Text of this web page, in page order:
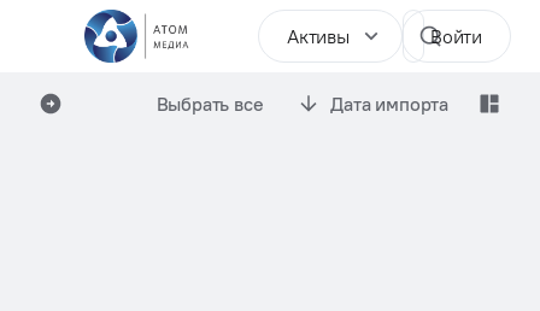
Активы Войти
Выбрать все Дата импорта